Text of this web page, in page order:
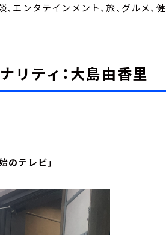
エンタテインメント、旅、グルメ、健
リティ：大島由香里
のテレビ」